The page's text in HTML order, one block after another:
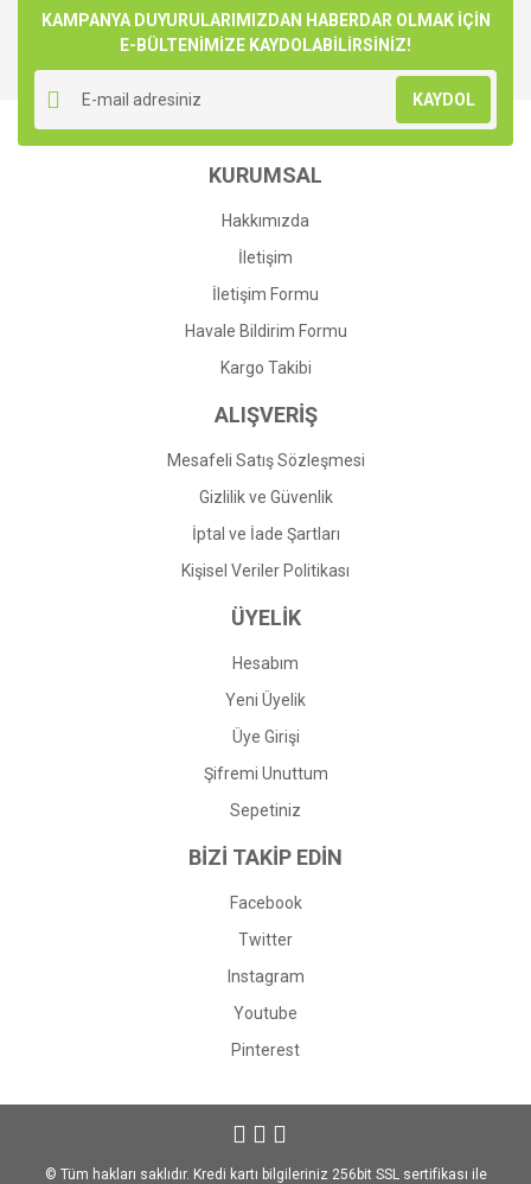
KAMPANYA DUYURULARIMIZDAN HABERDAR OLMAK İÇİN
E-BÜLTENİMİZE KAYDOLABİLİRSİNİZ!
KAYDOL
KURUMSAL
Hakkımızda
İletişim
İletişim Formu
Havale Bildirim Formu
Kargo Takibi
ALIŞVERİŞ
Mesafeli Satış Sözleşmesi
Gizlilik ve Güvenlik
İptal ve İade Şartları
Kişisel Veriler Politikası
ÜYELİK
Hesabım
Yeni Üyelik
Üye Girişi
Şifremi Unuttum
Sepetiniz
BİZİ TAKİP EDİN
Facebook
Twitter
Instagram
Youtube
Pinterest
© Tüm hakları saklıdır. Kredi kartı bilgileriniz 256bit SSL sertifikası ile